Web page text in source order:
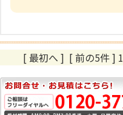
[ 最初へ ] [ 前の5件 ] 1